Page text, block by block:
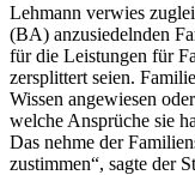
Lehmann verwies
(BA) anzusiedelnden
für die Leistungen für
zersplittert seien.
Wissen angewiesen
welche Ansprüche sie
Das nehme der
zustimmen“, sagte der